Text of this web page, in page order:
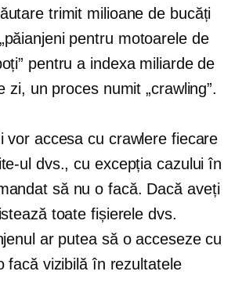
trimit milioane de bucăți
pentru motoarele de
pentru a indexa miliarde de
zi, un proces numit „crawling”.
vor accesa cu crawlere fiecare
ul dvs., cu excepția cazului în
să nu o facă. Dacă aveți
toate fișierele dvs.
ar putea să o acceseze cu
facă vizibilă în rezultatele